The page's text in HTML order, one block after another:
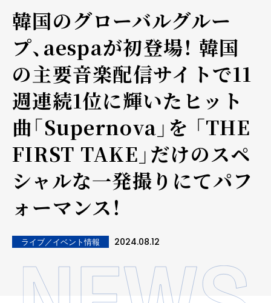
韓国のグローバルグルー
プ、aespaが初登場！ 韓国
の主要音楽配信サイトで11
週連続1位に輝いたヒット
曲「Supernova」を 「THE
FIRST TAKE」だけのスペ
シャルな一発撮りにてパフ
ォーマンス！
ライブ／イベント情報 2024.08.12